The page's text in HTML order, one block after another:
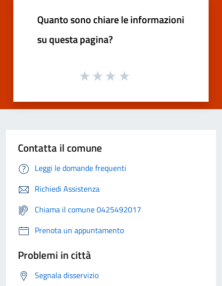
Quanto sono chiare le informazioni
su questa pagina?
Contatta il comune
Leggi le domande frequenti
Richiedi Assistenza
Chiama il comune 0425492017
Prenota un appuntamento
Problemi in città
Segnala disservizio